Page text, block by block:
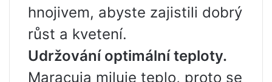
hnojivem, abyste zajistili dobrý
růst a kvetení.
Udržování optimální teploty.
Maracuja miluje teplo, proto se